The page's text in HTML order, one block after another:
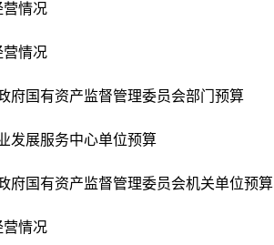
营情况
营情况
府国有资产监督管理委员会部门预算
发展服务中心单位预算
府国有资产监督管理委员会机关单位预算
营情况